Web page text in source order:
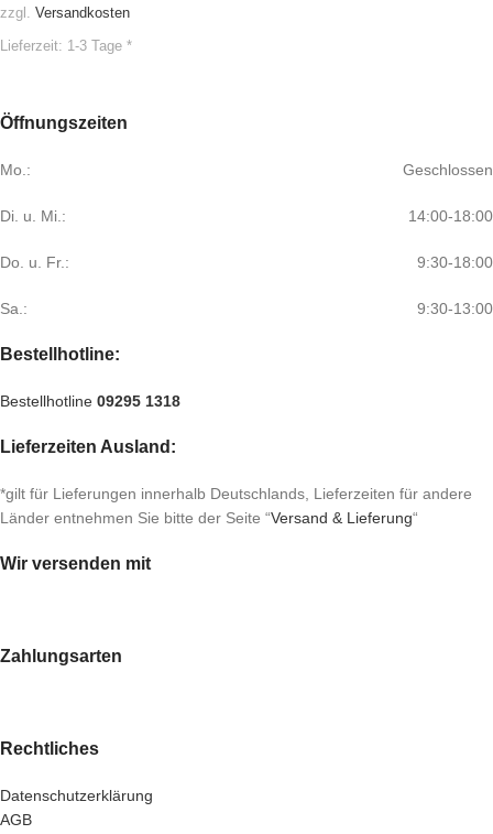
zzgl. Versandkosten
Lieferzeit: 1-3 Tage *
Öffnungszeiten
Mo.: Geschlossen
Di. u. Mi.: 14:00-18:00
Do. u. Fr.: 9:30-18:00
Sa.: 9:30-13:00
Bestellhotline:
Bestellhotline 09295 1318
Lieferzeiten Ausland:
*gilt für Lieferungen innerhalb Deutschlands, Lieferzeiten für andere
Länder entnehmen Sie bitte der Seite “Versand & Lieferung“
Wir versenden mit
Zahlungsarten
Rechtliches
Datenschutzerklärung
AGB